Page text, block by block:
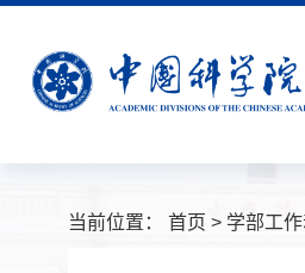
当前位置： 首页 > 学部工